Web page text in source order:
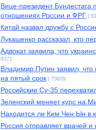
Вице-президент Бундестага
отношениях России и ФРГ |
Китай назвал дружбу с
Лукашенко рассказал, кто
Адвокат заявила, что
8371
Владимир Путин заявил, что
на пятый срок | 70609
Российские Су-35
Зеленский меняет курс на
Находится ли Ким Чен Ын в
Россия отправляет врачей